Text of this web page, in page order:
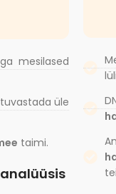
mesilased
üle
taimi.